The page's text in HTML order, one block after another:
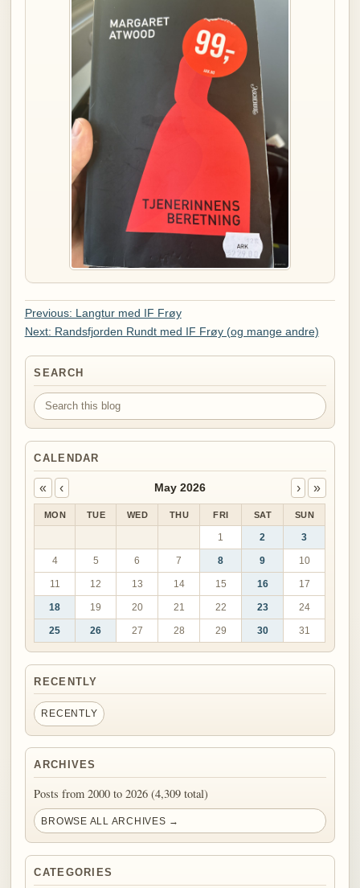
Previous: Langtur med IF Frøy
Next: Randsfjorden Rundt med IF Frøy (og mange andre)
SEARCH
Search this blog
CALENDAR
« ‹ May 2026 › »
MON TUE WED THU FRI SAT SUN
1 2 3
4 5 6 7 8 9 10
11 12 13 14 15 16 17
18 19 20 21 22 23 24
25 26 27 28 29 30 31
RECENTLY
RECENTLY
ARCHIVES
Posts from 2000 to 2026 (4,309 total)
BROWSE ALL ARCHIVES →
CATEGORIES